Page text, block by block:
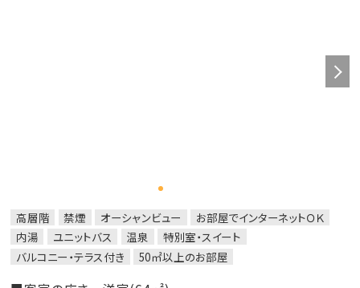
「カミソリ・綿棒・ヘアブラシ・ヘアバンド・ボディタオル」は、
高層階 禁煙 オーシャンビュー
お部屋でインターネットＯＫ
内湯
ユニットバス 温泉
特別室・スイート
バルコニー・テラス付き
50㎡以上のお部屋